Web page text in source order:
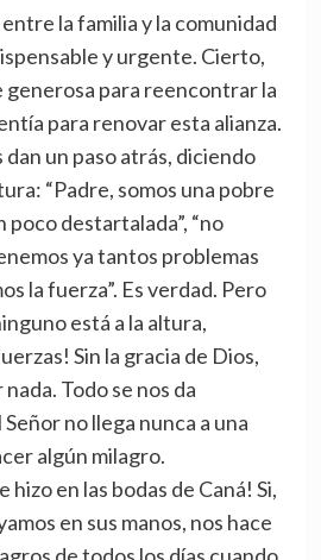
la familia y la comunidad
y urgente. Cierto,
generosa para reencontrar la
para renovar esta alianza.
dan un paso atrás, diciendo
“Padre, somos una pobre
destartalada”, “no
ya tantos problemas
la fuerza”. Es verdad. Pero
está a la altura,
Sin la gracia de Dios,
Todo se nos da
no llega nunca a una
algún milagro.
hizo en las bodas de Caná! Si,
en sus manos, nos hace